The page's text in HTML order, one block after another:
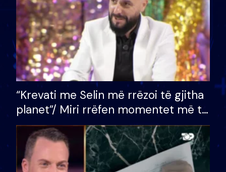
“Krevati me Selin më rrëzoi të gjitha
planet”/ Miri rrëfen momentet më të
bukura në shtëpinë e BB VIP: Do më
mungojë zilja e mëngjesit kur…